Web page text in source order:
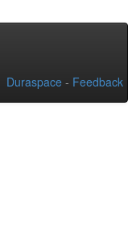
Duraspace - Feedback